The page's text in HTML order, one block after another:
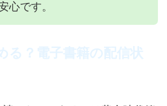
心です。
る？電子書籍の配信状